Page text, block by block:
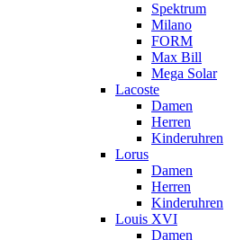
Spektrum
Milano
FORM
Max Bill
Mega Solar
Lacoste
Damen
Herren
Kinderuhren
Lorus
Damen
Herren
Kinderuhren
Louis XVI
Damen